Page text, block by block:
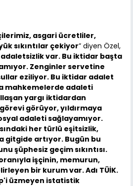
asgari ücretliler,
sıkıntılar çekiyor” diyen Özel,
adaletsizlik var. Bu iktidar başta
Zenginler servetine
eziliyor. Bu iktidar adalet
mahkemelerde adaleti
yargı iktidardan
görüyor, yıldırmaya
adaleti sağlayamıyor.
her türlü eşitsizlik,
gitgide artıyor. Bugün bu
şüphesiz geçim sıkıntısı.
işçinin, memurun,
bir kurum var. Adı TÜİK.
üzmeyen istatistik